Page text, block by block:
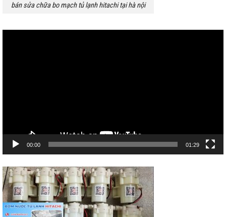
bán sửa chữa bo mạch tủ lạnh hitachi tại hà nội
00:00 01:29